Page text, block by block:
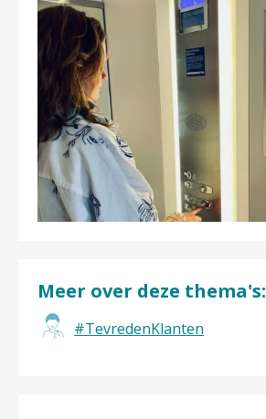
Meer over deze thema's:
#TevredenKlanten